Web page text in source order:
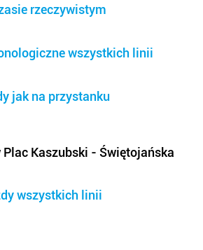
rzeczywistym
wszystkich linii
jak na przystanku
Plac Kaszubski - Świętojańska
wszystkich linii